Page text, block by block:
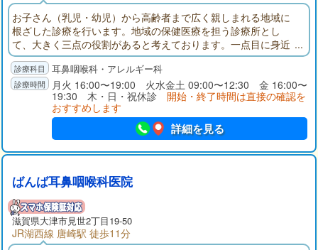
お子さん（乳児・幼児）から高齢者まで広く親しまれる地域に
根ざした診療を行います。地域の保健医療を担う診療所とし
て、大きく三点の役割があると考えております。一点目に身近
な病気・不調の治療。二点目にある程度大きな病気でも可能な
範囲で患者さんの近隣で治療すること。三点目に重症疾患の発
見と中核病院との連携です。耳・鼻（耳鼻科）、のど（咽喉
科）でお困りの方は、お気軽にご来院ください。
耳鼻咽喉科・アレルギー科
月火 16:00〜19:00 火水金土 09:00〜12:30 金 16:00〜
19:30 木・日・祝休診 開始・終了時間は直接の確認を
おすすめします
詳細を見る
ばんば耳鼻咽喉科医院
滋賀県大津市見世2丁目19-50
JR湖西線 唐崎駅 徒歩11分